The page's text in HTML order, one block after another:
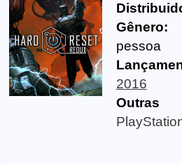
Gênero:
pessoa
2016
Outras